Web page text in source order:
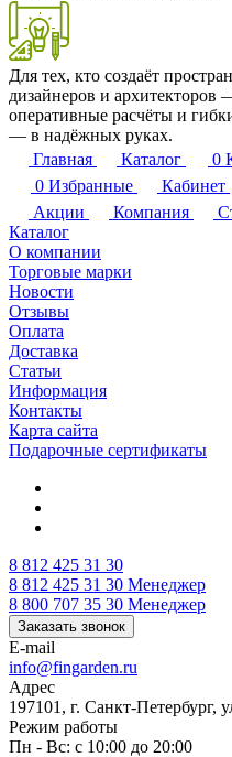
Для тех, кто создаёт
дизайнеров и
оперативные расчёты и
— в надёжных руках.
Главная
Каталог 0
0 Избранные Кабинет
Акции
Компания
Каталог
О компании
Торговые марки
Новости
Отзывы
Оплата
Доставка
Статьи
Информация
Контакты
Карта сайта
Подарочные сертификаты
8 812 425 31 30
8 812 425 31 30 Менеджер
8 800 707 35 30 Менеджер
Заказать звонок
E-mail
info@fingarden.ru
Адрес
197101, г. Санкт-Петербург,
Режим работы
Пн - Вс: с 10:00 до 20:00